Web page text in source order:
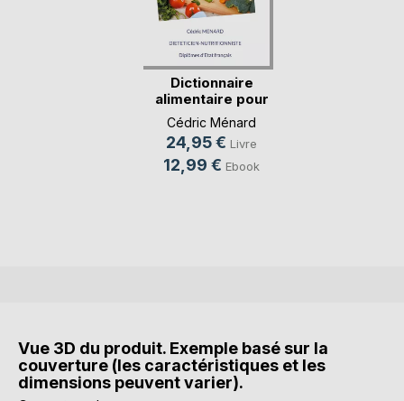
Dictionnaire
alimentaire pour
l'oe(...)
Cédric Ménard
24,95 € Livre
12,99 € Ebook
Vue 3D du produit. Exemple basé sur la
couverture (les caractéristiques et les
dimensions peuvent varier).